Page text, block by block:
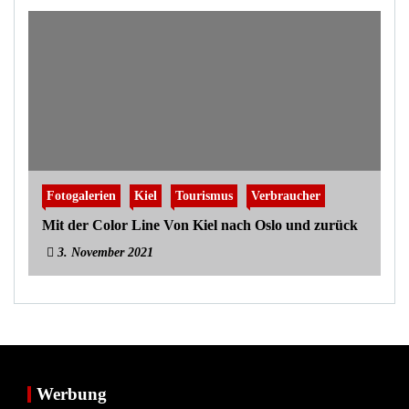
Fotogalerien Kiel Tourismus Verbraucher
Mit der Color Line Von Kiel nach Oslo und zurück
3. November 2021
Werbung